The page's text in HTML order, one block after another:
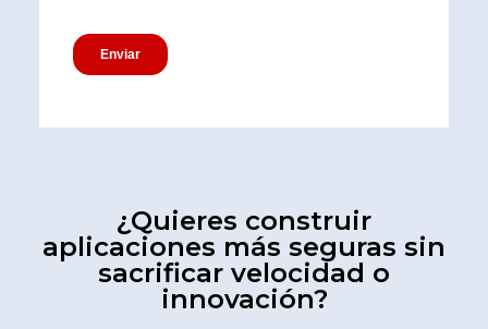
¿Quieres construir
aplicaciones más seguras sin
sacrificar velocidad o
innovación?